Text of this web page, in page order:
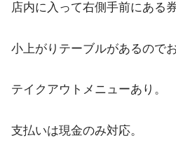
店内に入って右側手前にある
小上がりテーブルがあるので
テイクアウトメニューあり。
支払いは現金のみ対応。